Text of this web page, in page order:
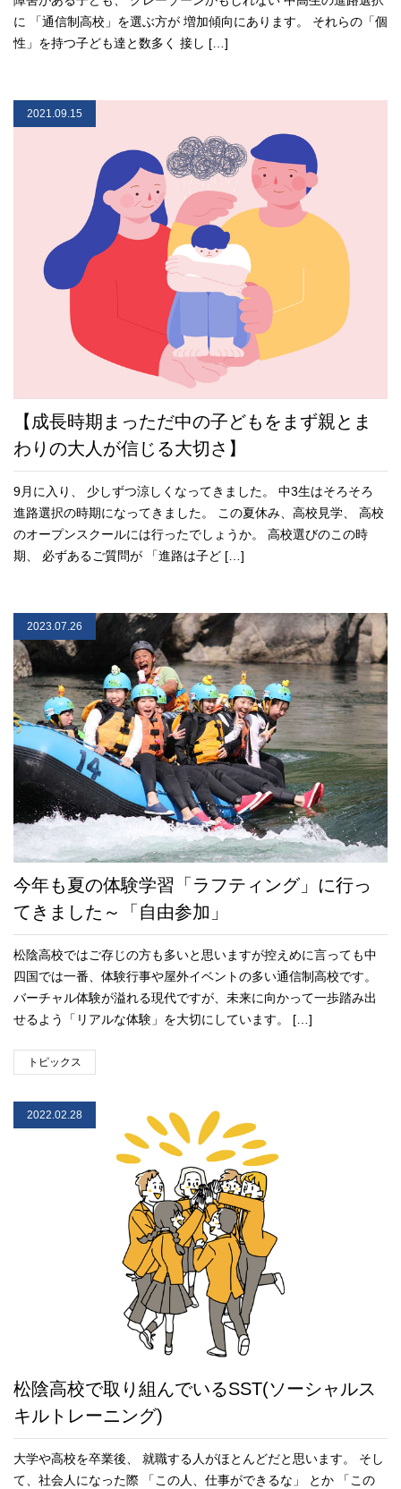
に 「通信制高校」を選ぶ方が 増加傾向にあります。 それらの「個
性」を持つ子ども達と数多く 接し […]
2021.09.15
【成長時期まっただ中の子どもをまず親とま
わりの大人が信じる大切さ】
9月に入り、 少しずつ涼しくなってきました。 中3生はそろそろ
進路選択の時期になってきました。 この夏休み、高校見学、 高校
のオープンスクールには行ったでしょうか。 高校選びのこの時
期、 必ずあるご質問が 「進路は子ど […]
2023.07.26
今年も夏の体験学習「ラフティング」に行っ
てきました～「自由参加」
松陰高校ではご存じの方も多いと思いますが控えめに言っても中
四国では一番、体験行事や屋外イベントの多い通信制高校です。
バーチャル体験が溢れる現代ですが、未来に向かって一歩踏み出
せるよう「リアルな体験」を大切にしています。 […]
トピックス
2022.02.28
松陰高校で取り組んでいるSST(ソーシャルス
キルトレーニング)
大学や高校を卒業後、 就職する人がほとんどだと思います。 そし
て、社会人になった際 「この人、仕事ができるな」 とか 「この